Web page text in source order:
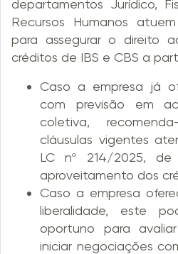
departamentos Jurídico,
Recursos Humanos
para assegurar o direito
créditos de IBS e CBS a
Caso a empresa já
com previsão em
coletiva,
cláusulas vigentes
LC nº 214/2025,
aproveitamento dos
Caso a empresa
liberalidade, este
oportuno para
iniciar negociações